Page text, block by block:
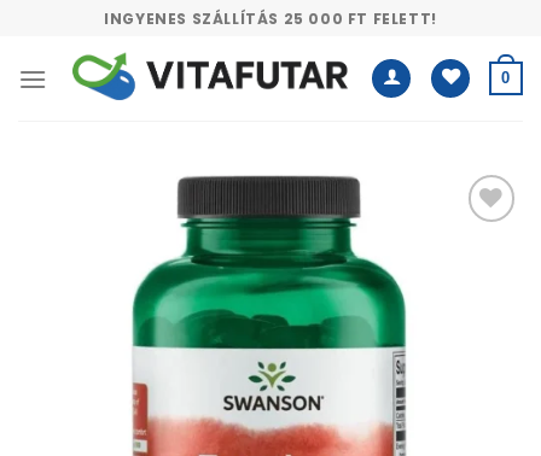
content
INGYENES SZÁLLÍTÁS 25 000 FT FELETT!
0